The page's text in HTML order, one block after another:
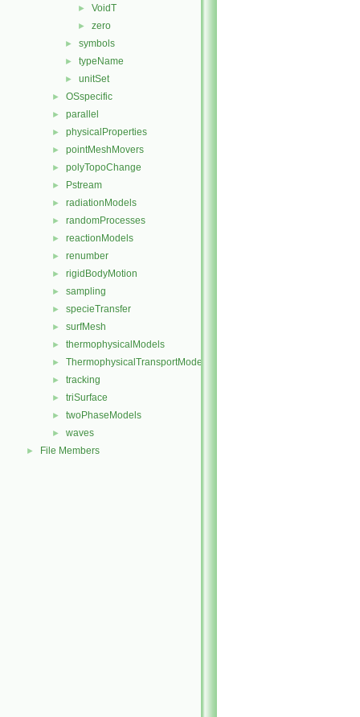
► VoidT
► zero
► symbols
► typeName
► unitSet
► OSspecific
► parallel
► physicalProperties
► pointMeshMovers
► polyTopoChange
► Pstream
► radiationModels
► randomProcesses
► reactionModels
► renumber
► rigidBodyMotion
► sampling
► specieTransfer
► surfMesh
► thermophysicalModels
► ThermophysicalTransportModels
► tracking
► triSurface
► twoPhaseModels
► waves
► File Members